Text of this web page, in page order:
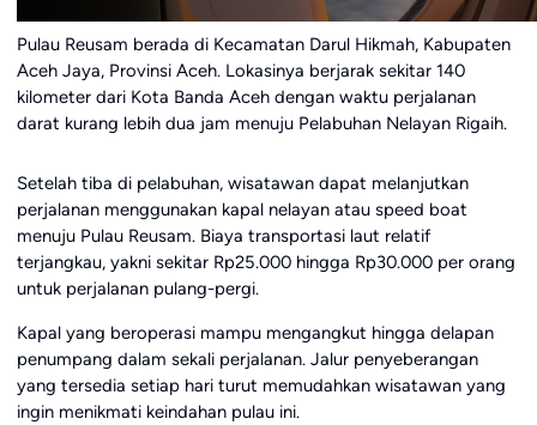
Pulau Reusam berada di Kecamatan Darul Hikmah, Kabupaten
Aceh Jaya, Provinsi Aceh. Lokasinya berjarak sekitar 140
kilometer dari Kota Banda Aceh dengan waktu perjalanan
darat kurang lebih dua jam menuju Pelabuhan Nelayan Rigaih.
Setelah tiba di pelabuhan, wisatawan dapat melanjutkan
perjalanan menggunakan kapal nelayan atau speed boat
menuju Pulau Reusam. Biaya transportasi laut relatif
terjangkau, yakni sekitar Rp25.000 hingga Rp30.000 per orang
untuk perjalanan pulang-pergi.
Kapal yang beroperasi mampu mengangkut hingga delapan
penumpang dalam sekali perjalanan. Jalur penyeberangan
yang tersedia setiap hari turut memudahkan wisatawan yang
ingin menikmati keindahan pulau ini.